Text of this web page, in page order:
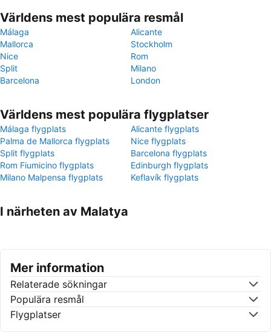
Världens mest populära resmål
Málaga
Alicante
Mallorca
Stockholm
Nice
Rom
Split
Milano
Barcelona
London
Världens mest populära flygplatser
Málaga flygplats
Alicante flygplats
Palma de Mallorca flygplats
Nice flygplats
Split flygplats
Barcelona flygplats
Rom Fiumicino flygplats
Edinburgh flygplats
Milano Malpensa flygplats
Keflavík flygplats
I närheten av Malatya
Mer information
Relaterade sökningar
Populära resmål
Flygplatser